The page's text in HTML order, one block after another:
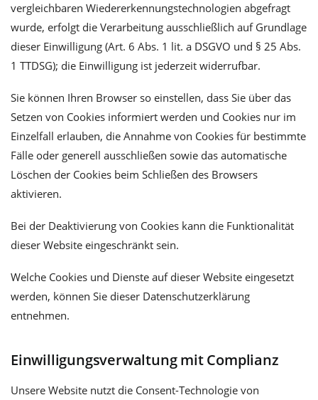
vergleichbaren Wiedererkennungstechnologien abgefragt
wurde, erfolgt die Verarbeitung ausschließlich auf Grundlage
dieser Einwilligung (Art. 6 Abs. 1 lit. a DSGVO und § 25 Abs.
1 TTDSG); die Einwilligung ist jederzeit widerrufbar.
Sie können Ihren Browser so einstellen, dass Sie über das
Setzen von Cookies informiert werden und Cookies nur im
Einzelfall erlauben, die Annahme von Cookies für bestimmte
Fälle oder generell ausschließen sowie das automatische
Löschen der Cookies beim Schließen des Browsers
aktivieren.
Bei der Deaktivierung von Cookies kann die Funktionalität
dieser Website eingeschränkt sein.
Welche Cookies und Dienste auf dieser Website eingesetzt
werden, können Sie dieser Datenschutzerklärung
entnehmen.
Einwilligungsverwaltung mit Complianz
Unsere Website nutzt die Consent-Technologie von